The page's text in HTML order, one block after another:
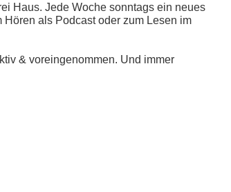
Haus. Jede Woche sonntags ein neues
als Podcast oder zum Lesen im
& voreingenommen. Und immer